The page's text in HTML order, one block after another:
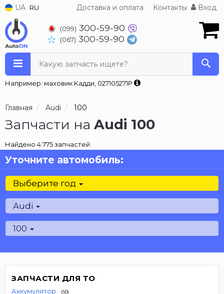
UA RU Доставка и оплата Контакты Вход
(099) 300-59-90
(067) 300-59-90
Какую запчасть ищете?
Например: маховик Кадди, 027105271P
Главная Audi 100
Запчасти на Audi 100
Найдено 4 775 запчастей
Уточните автомобиль:
Выберите год
Audi
100
ЗАПЧАСТИ ДЛЯ ТО
Аккумулятор (50)